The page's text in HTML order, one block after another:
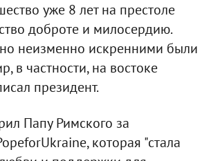
уже 8 лет на престоле
доброте и милосердию.
неизменно искренними были
в частности, на востоке
президент.
Папу Римского за
которая "стала